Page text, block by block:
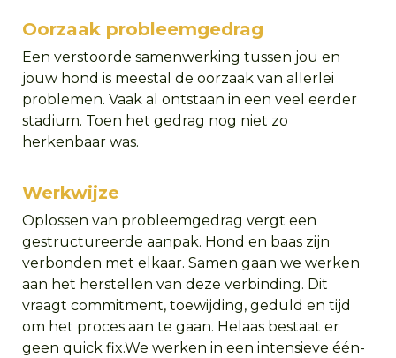
Oorzaak probleemgedrag
Een verstoorde samenwerking tussen jou en
jouw hond is meestal de oorzaak van allerlei
problemen. Vaak al ontstaan in een veel eerder
stadium. Toen het gedrag nog niet zo
herkenbaar was.
Werkwijze
Oplossen van probleemgedrag vergt een
gestructureerde aanpak. Hond en baas zijn
verbonden met elkaar. Samen gaan we werken
aan het herstellen van deze verbinding. Dit
vraagt commitment, toewijding, geduld en tijd
om het proces aan te gaan. Helaas bestaat er
geen quick fix.We werken in een intensieve één-